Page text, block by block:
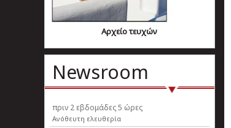
Αρχείο τευχών
Newsroom
πριν 2 εβδομάδες 5 ώρες
Ανόθευτη ελευθερία